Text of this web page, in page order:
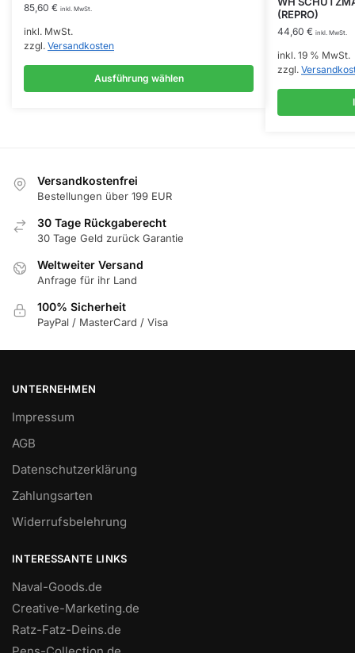
85,60 € inkl. MwSt.
inkl. MwSt.
zzgl. Versandkosten
Ausführung wählen
weist
mehrere
Varianten
Die
Produktseite
werden
(REPRO)
44,60 € inkl. MwSt.
inkl. 19 % MwSt.
zzgl.
Versandkostenfrei
Bestellungen über 199 EUR
30 Tage Rückgaberecht
30 Tage Geld zurück Garantie
Weltweiter Versand
Anfrage für ihr Land
100% Sicherheit
PayPal / MasterCard / Visa
UNTERNEHMEN
Impressum
AGB
Datenschutzerklärung
Zahlungsarten
Widerrufsbelehrung
INTERESSANTE LINKS
Naval-Goods.de
Creative-Marketing.de
Ratz-Fatz-Deins.de